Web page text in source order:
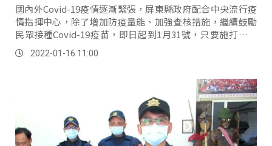
國內外Covid-19疫情逐漸緊張，屏東縣政府配合中央流行疫
情指揮中心，除了增加防疫量能、加強查核措施，繼續鼓勵
民眾接種Covid-19疫苗，即日起到1月31號，只要施打第一
劑或第二劑民眾，都能獲得200元超商禮券。
2022-01-16 11:00